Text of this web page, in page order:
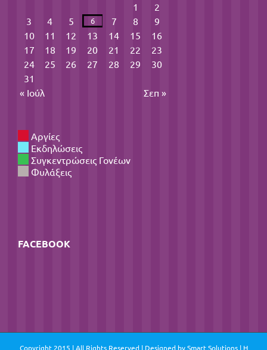
1
2
3
4 5 6 7 8
9
10
11 12 13 14 15
16
17
18 19 20 21 22
23
24
25 26 27 28 29
30
31
« Ιούλ
Σεπ »
Αργίες
Εκδηλώσεις
Συγκεντρώσεις Γονέων
Φυλάξεις
FACEBOOK
Copyright 2015 | All Rights Reserved | Designed bySmart Solutions| Η